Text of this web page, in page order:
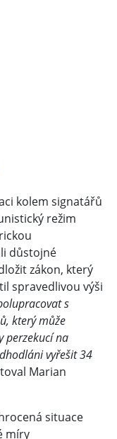
kolem signatářů
režim
důstojné
zákon, který
spravedlivou výši
s
který může
perzekucí na
vyřešit 34
Marian
situace
míry